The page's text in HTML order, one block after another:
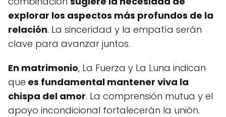
explorar los aspectos más profundos de la
relación. La sinceridad y la empatía serán
clave para avanzar juntos.
En matrimonio, La Fuerza y La Luna indican
que es fundamental mantener viva la
chispa del amor. La comprensión mutua y el
apoyo incondicional fortalecerán la unión.